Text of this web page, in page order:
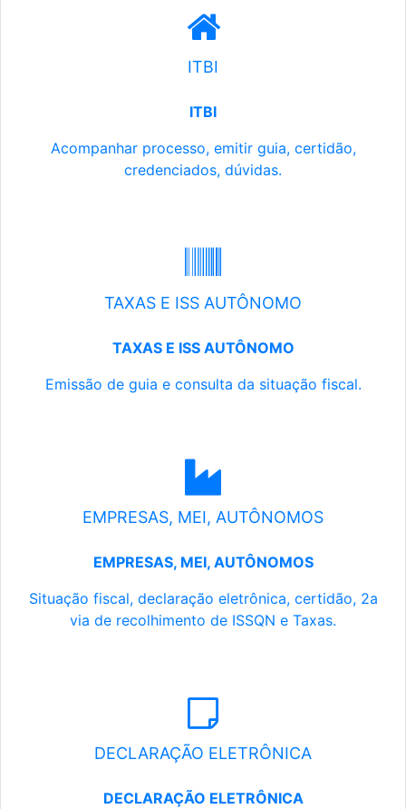
ITBI
ITBI
Acompanhar processo, emitir guia, certidão,
credenciados, dúvidas.
TAXAS E ISS AUTÔNOMO
TAXAS E ISS AUTÔNOMO
Emissão de guia e consulta da situação fiscal.
EMPRESAS, MEI, AUTÔNOMOS
EMPRESAS, MEI, AUTÔNOMOS
Situação fiscal, declaração eletrônica, certidão, 2a
via de recolhimento de ISSQN e Taxas.
DECLARAÇÃO ELETRÔNICA
DECLARAÇÃO ELETRÔNICA